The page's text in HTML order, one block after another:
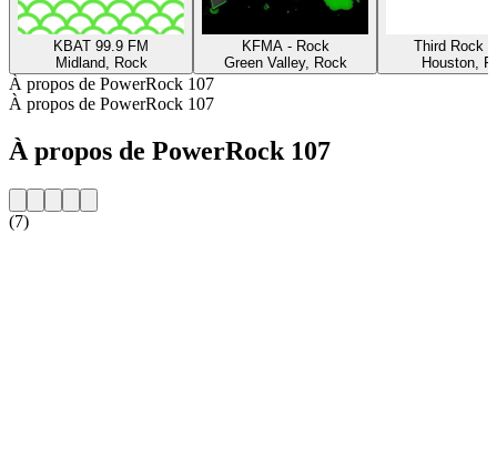
KBAT 99.9 FM
Midland, Rock
KFMA - Rock
Green Valley, Rock
Third Rock
Houston,
À propos de PowerRock 107
À propos de PowerRock 107
À propos de PowerRock 107
(7)